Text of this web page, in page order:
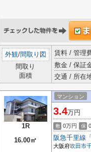
外観/間取り図
間取り
面積
賃料 / 管理
敷金 / 保証
交通 / 所在
1R
16.00㎡
マンション
3.4万円
敷 0万円 保
阪急千里線
大阪府吹田市